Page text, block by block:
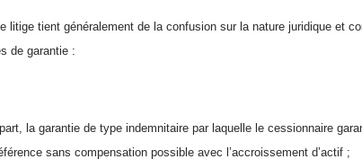
litige tient généralement de la confusion sur la nature juridique et
de garantie :
part, la garantie de type indemnitaire par laquelle le cessionnaire
sans compensation possible avec l’accroissement d’actif ;